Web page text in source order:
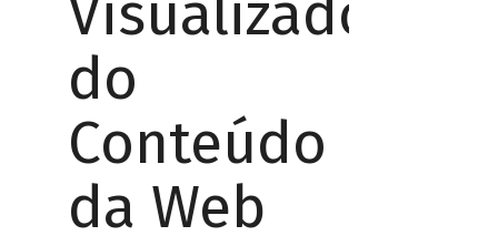
Visualizador
do
Conteúdo
da Web